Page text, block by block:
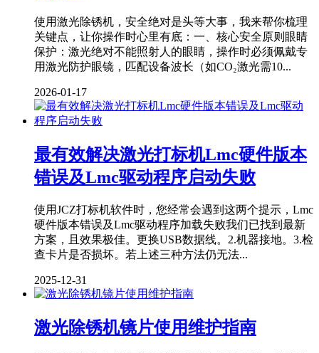
使用激光除锈机，安全绝对是头等大事，我来帮你梳理
关键点，让你操作时心里有底：一、核心安全原则‌眼睛
保护‌：激光绝对不能照射人的眼睛，操作时必须佩戴‌专
用激光防护眼镜‌，匹配设备波长（如CO₂激光需10...
2026-01-17
最有效解决激光打标机Lmc硬件版本
错误及Lmc驱动程序启动失败
使用JCZ打标机软件时，您经常会遇到这两个提示，Lmc
硬件版本错误及Lmc驱动程序加载失败我们已找到最新
方案，且效果极佳。更换USB数据线。2.机器接地。3.检
查卡片是否损坏。若上述三种方法仍无法...
2025-12-31
激光除锈机镜片使用维护指南